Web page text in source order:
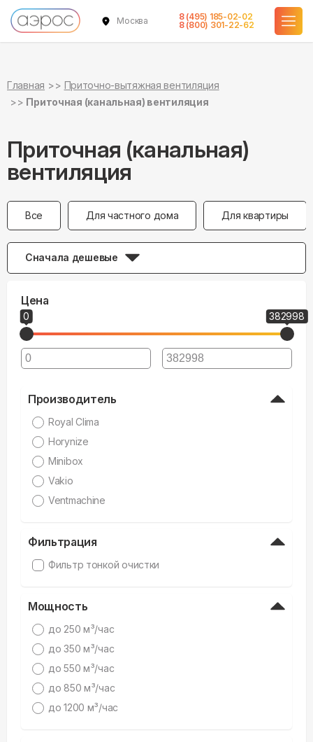
Москва
8 (495) 185-02-02
8 (800) 301-22-62
Главная
Приточно-вытяжная вентиляция
Приточная (канальная) вентиляция
Приточная (канальная)
вентиляция
Все Для частного дома Для квартиры
Сначала дешевые
Цена
0 382998
Производитель
Royal Clima
Horynize
Minibox
Vakio
Ventmachine
Фильтрация
Фильтр тонкой очистки
Мощность
дo 250 м³/час
дo 350 м³/час
дo 550 м³/час
дo 850 м³/час
дo 1200 м³/час